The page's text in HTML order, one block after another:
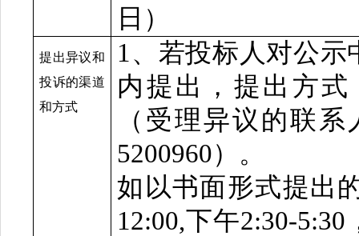
日）
提出异议和
投诉的渠道
和方式
1、若投标人对公
内提出，提出方
（受理异议的联
5200960）。
如以书面形式提出
12:00,下午2:30-